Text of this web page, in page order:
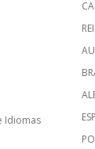
Idiomas